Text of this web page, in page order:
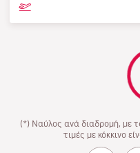
(*) Ναύλος ανά διαδρομή, με
τιμές με κόκκινο